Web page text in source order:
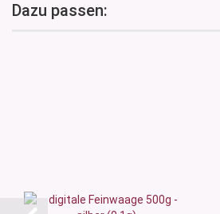
Dazu passen: